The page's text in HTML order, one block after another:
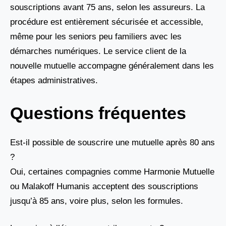
souscriptions avant 75 ans, selon les assureurs. La
procédure est entièrement sécurisée et accessible,
même pour les seniors peu familiers avec les
démarches numériques. Le service client de la
nouvelle mutuelle accompagne généralement dans les
étapes administratives.
Questions fréquentes
Est-il possible de souscrire une mutuelle après 80 ans
?
Oui, certaines compagnies comme Harmonie Mutuelle
ou Malakoff Humanis acceptent des souscriptions
jusqu’à 85 ans, voire plus, selon les formules.